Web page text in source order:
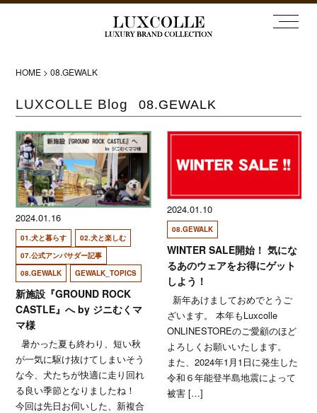
HOME >08.GEWALK
LUXCOLLE Blog 08.GEWALK
2024.01.16
01.犬と暮らす
02.犬と楽しむ
07.公式アンバサダー記事
08.GEWALK
GEWALK_TOPICS
新施設『GROUND ROCK
CASTLE』へ by ジニむくマ
マ様
暑かった夏も終わり、短い秋
が一気に駆け抜けてしまいそう
な今、犬たちが快適に走り回れ
る良い季節となりましたね！
今回は先日お伺いした、新複合
2024.01.10
08.GEWALK
WINTER SALE開始！ 気にな
るあのウェアをお得にゲット
しよう！
新年あけましておめでとうご
ざいます。 本年もLuxcolle
ONLINESTOREのご愛顧のほど
よろしくお願いいたします。
また、2024年1月1日に発生した
令和６年能登半島地震によって
被害 […]